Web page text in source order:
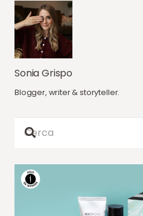
Sonia Grispo
Blogger, writer & storyteller.